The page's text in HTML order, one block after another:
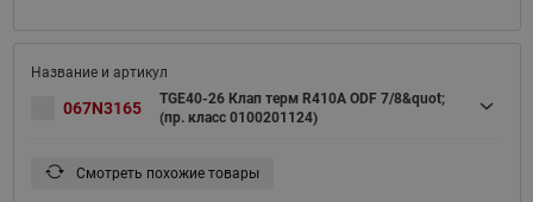
067N3165
TGE40-26 Клап терм R410A ODF 7/8&quot;
(пр. класс 0100201124)
Смотреть похожие товары